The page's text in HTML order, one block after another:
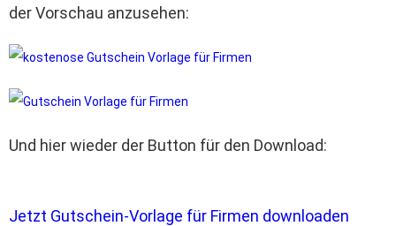
der Vorschau anzusehen:
Und hier wieder der Button für den Download:
Jetzt Gutschein-Vorlage für Firmen downloaden